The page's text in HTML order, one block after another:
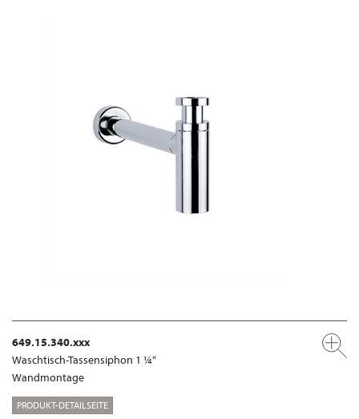
649.15.340.xxx
Waschtisch-Tassensiphon 1 ¼“
Wandmontage
PRODUKT-DETAILSEITE